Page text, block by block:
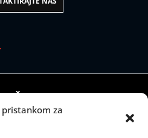
za
šetalište 53